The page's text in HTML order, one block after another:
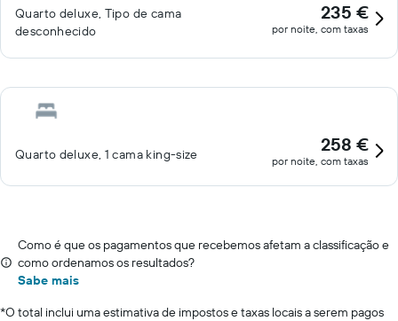
Quarto deluxe, Tipo de cama
desconhecido
235 €
por noite, com taxas
Quarto deluxe, 1 cama king-size 258 €
por noite, com taxas
Como é que os pagamentos que recebemos afetam a classificação e
como ordenamos os resultados?
Sabe mais
*O total inclui uma estimativa de impostos e taxas locais a serem pagos